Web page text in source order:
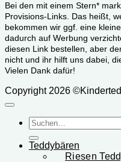
Bei den mit einem Stern*
Provisions-Links. Das heißt,
bekommen wir ggf. eine
dadurch auf Werbung
diesen Link bestellen, aber
nicht und ihr hilft uns dabei,
Vielen Dank dafür!
Copyright 2026
Suchen
nach:
Teddybären
Riesen